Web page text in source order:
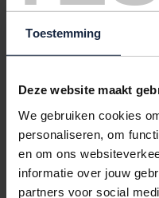
Toestemming
Deze website maakt
We gebruiken cookies
personaliseren, om
en om ons
informatie over jouw
partners voor social
Hoe werkt een bestellijst?
Gebruik bestel- en
te bestellen. Uw bestel- en
account. Dat pakt altijd goed